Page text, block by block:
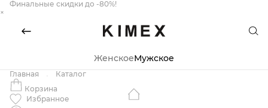
Финальные скидки до -80%!
×
ЖенскоеМужское
Главная
Каталог
Корзина
Избранное